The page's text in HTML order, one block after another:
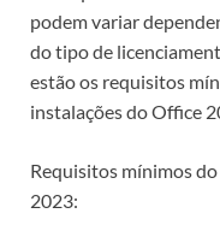
podem variar
do tipo de
estão os requisitos
instalações do Office
Requisitos mínimos
2023: